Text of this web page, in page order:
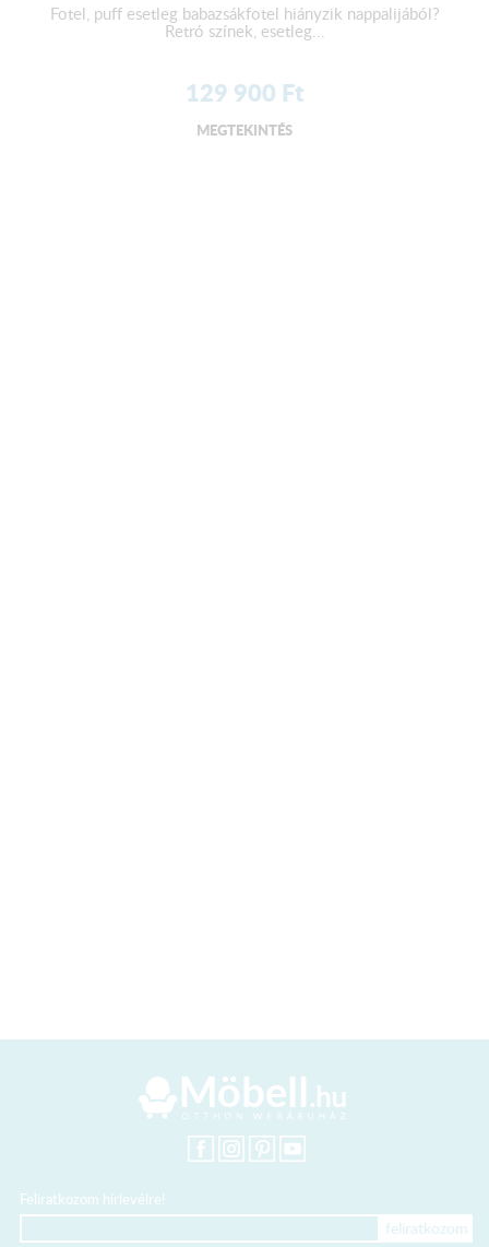
Fotel, puff esetleg babazsákfotel hiányzik nappalijából?
Retró színek, esetleg...
129 900 Ft
MEGTEKINTÉS
Feliratkozom hírlevélre!